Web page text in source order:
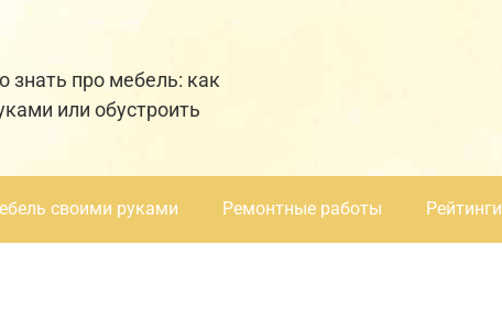
знать про мебель: как
или обустроить
своими руками Ремонтные работы Рейтинги